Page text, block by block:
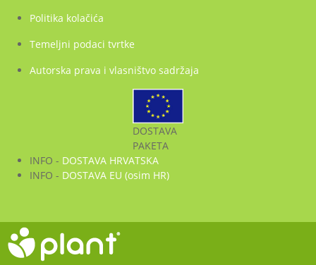
Politika kolačića
Temeljni podaci tvrtke
Autorska prava i vlasništvo sadržaja
DOSTAVA
PAKETA
INFO - DOSTAVA HRVATSKA
INFO - DOSTAVA EU (osim HR)